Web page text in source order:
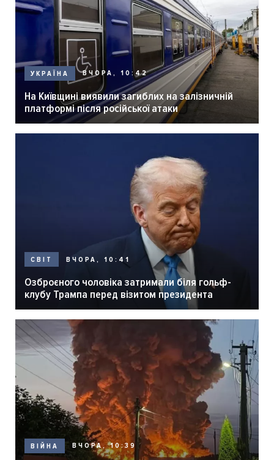
УКРАЇНА ВЧОРА, 10:42
На Київщині виявили загиблих на залізничній
платформі після російської атаки
СВІТ ВЧОРА, 10:41
Озброєного чоловіка затримали біля гольф-
клубу Трампа перед візитом президента
ВІЙНА ВЧОРА, 10:39